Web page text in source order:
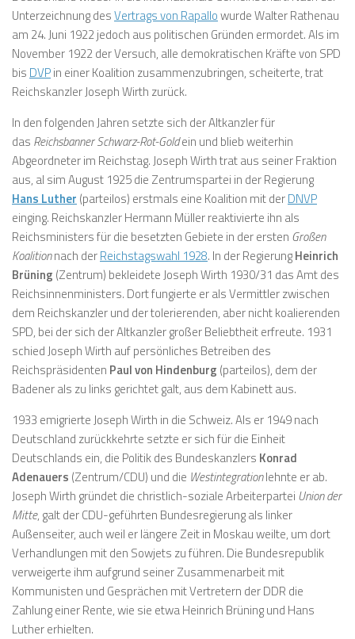
Unterzeichnung desVertrags von Rapallowurde Walter Rathenau
am 24. Juni 1922 jedoch aus politischen Gründen ermordet. Als im
November 1922 der Versuch, alle demokratischen Kräfte von SPD
bis DVPin einer Koalition zusammenzubringen, scheiterte, trat
Reichskanzler Joseph Wirth zurück.
In den folgenden Jahren setzte sich der Altkanzler für
das Reichsbanner Schwarz-Rot-Goldein und blieb weiterhin
Abgeordneter im Reichstag. Joseph Wirth trat aus seiner Fraktion
aus, al sim August 1925 die Zentrumspartei in der Regierung
Hans Luther (parteilos) erstmals eine Koalition mit derDNVP
einging. Reichskanzler Hermann Müller reaktivierte ihn als
Reichsministers für die besetzten Gebiete in der ersten Großen
Koalitionnach derReichstagswahl 1928. In der RegierungHeinrich
Brüning (Zentrum) bekleidete Joseph Wirth 1930/31 das Amt des
Reichsinnenministers. Dort fungierte er als Vermittler zwischen
dem Reichskanzler und der tolerierenden, aber nicht koalierenden
SPD, bei der sich der Altkanzler großer Beliebtheit erfreute. 1931
schied Joseph Wirth auf persönliches Betreiben des
Reichspräsidenten Paul von Hindenburg (parteilos), dem der
Badener als zu links gerichtet galt, aus dem Kabinett aus.
1933 emigrierte Joseph Wirth in die Schweiz. Als er 1949 nach
Deutschland zurückkehrte setzte er sich für die Einheit
Deutschlands ein, die Politik des Bundeskanzlers Konrad
Adenauers (Zentrum/CDU) und die Westintegrationlehnte er ab.
Joseph Wirth gründet die christlich-soziale Arbeiterpartei Union der
Mitte, galt der CDU-geführten Bundesregierung als linker
Außenseiter, auch weil er längere Zeit in Moskau weilte, um dort
Verhandlungen mit den Sowjets zu führen. Die Bundesrepublik
verweigerte ihm aufgrund seiner Zusammenarbeit mit
Kommunisten und Gesprächen mit Vertretern der DDR die
Zahlung einer Rente, wie sie etwa Heinrich Brüning und Hans
Luther erhielten.